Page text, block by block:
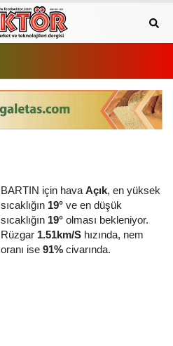
BARTIN için hava Açık, en yüksek
sıcaklığın 19°ve en düşük
sıcaklığın 19°olması bekleniyor.
Rüzgar 1.51km/Shızında, nem
oranı ise 91%civarında.